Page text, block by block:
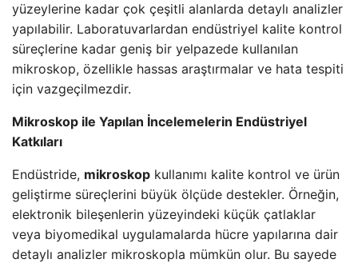
yüzeylerine kadar çok çeşitli alanlarda detaylı analizler
yapılabilir. Laboratuvarlardan endüstriyel kalite kontrol
süreçlerine kadar geniş bir yelpazede kullanılan
mikroskop, özellikle hassas araştırmalar ve hata tespiti
için vazgeçilmezdir.
Mikroskop ile Yapılan İncelemelerin Endüstriyel
Katkıları
Endüstride, mikroskop kullanımı kalite kontrol ve ürün
geliştirme süreçlerini büyük ölçüde destekler. Örneğin,
elektronik bileşenlerin yüzeyindeki küçük çatlaklar
veya biyomedikal uygulamalarda hücre yapılarına dair
detaylı analizler mikroskopla mümkün olur. Bu sayede